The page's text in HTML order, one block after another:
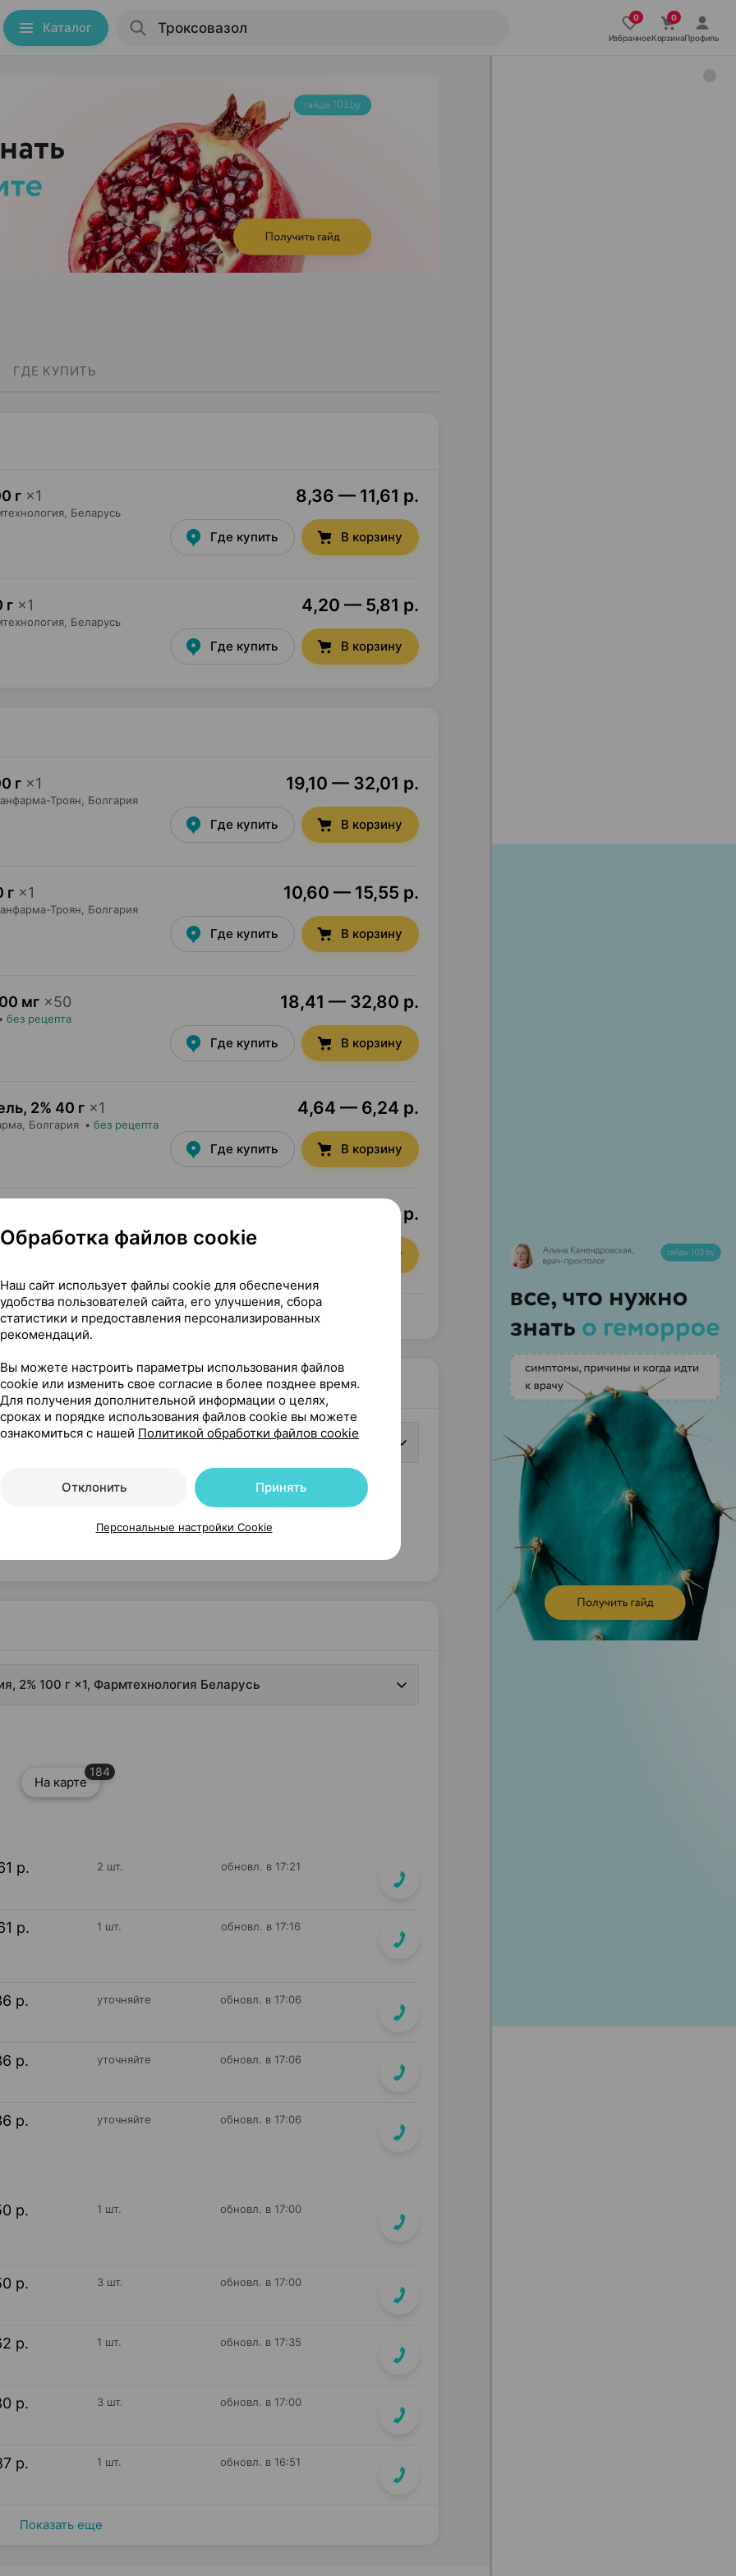
Каталог
ИзбранноеКорзинаПрофиль
ГДЕ КУПИТЬ
г ×1
, Беларусь
8,36 — 11,61 р.
Где купить В корзину
г ×1
, Беларусь
4,20 — 5,81 р.
Где купить В корзину
г ×1
Троян , Болгария
19,10 — 32,01 р.
Где купить В корзину
г ×1
Троян , Болгария
10,60 — 15,55 р.
Где купить В корзину
мг ×50
без рецепта
18,41 — 32,80 р.
Где купить В корзину
, 2% 40 г ×1
, Болгария • без рецепта
4,64 — 6,24 р.
Где купить В корзину
рецепта
11,75 — 21,50 р.
В корзину
Показать еще
2% 100 г ×1, Фармтехнология Беларусь
2% 100 г ×1, Фармтехнология Беларусь
На карте
184
р. 2 шт. обновл. в 17:21
р. 1 шт. обновл. в 17:16
р. уточняйте обновл. в 17:06
р. уточняйте обновл. в 17:06
р. уточняйте обновл. в 17:06
р. 1 шт. обновл. в 17:00
р. 3 шт. обновл. в 17:00
р. 1 шт. обновл. в 17:35
р. 3 шт. обновл. в 17:00
р. 1 шт. обновл. в 16:51
Показать еще
Обработка файлов cookie
Наш сайт использует файлы cookie для обеспечения
удобства пользователей сайта, его улучшения, сбора
статистики и предоставления персонализированных
рекомендаций.
Вы можете настроить параметры использования файлов
cookie или изменить свое согласие в более позднее время.
Для получения дополнительной информации о целях,
сроках и порядке использования файлов cookie вы можете
ознакомиться с нашей Политикой обработки файлов cookie
Отклонить Принять
Персональные настройки Cookie